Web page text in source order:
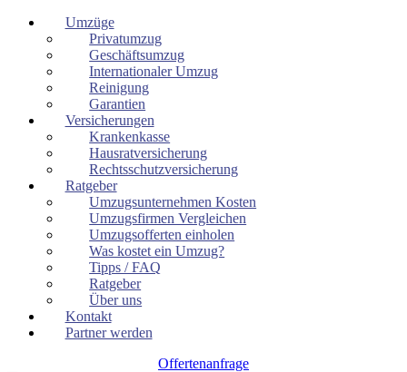
Umzüge
Privatumzug
Geschäftsumzug
Internationaler Umzug
Reinigung
Garantien
Versicherungen
Krankenkasse
Hausratversicherung
Rechtsschutzversicherung
Ratgeber
Umzugsunternehmen Kosten
Umzugsfirmen Vergleichen
Umzugsofferten einholen
Was kostet ein Umzug?
Tipps / FAQ
Ratgeber
Über uns
Kontakt
Partner werden
Offertenanfrage